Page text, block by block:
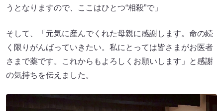
出典: FANY マガジン
た。八織はマクラで「77歳」や「七番弟子」など７にまつ